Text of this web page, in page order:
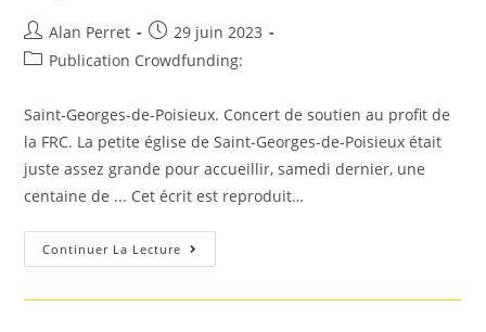
Auteur/autrice
de
Alan Perret
Post
published:
29 juin 2023
PostPublication Crowdfunding:
Saint-Georges-de-Poisieux. Concert de soutien au profit de
la FRC. La petite église de Saint-Georges-de-Poisieux était
juste assez grande pour accueillir, samedi dernier, une
centaine de ... Cet écrit est reproduit…
Continuer La Lecture Une
Belle
Collectée